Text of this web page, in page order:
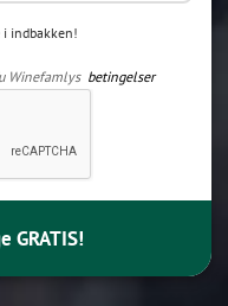
indbakken!
Winefamlys betingelser
GRATIS!